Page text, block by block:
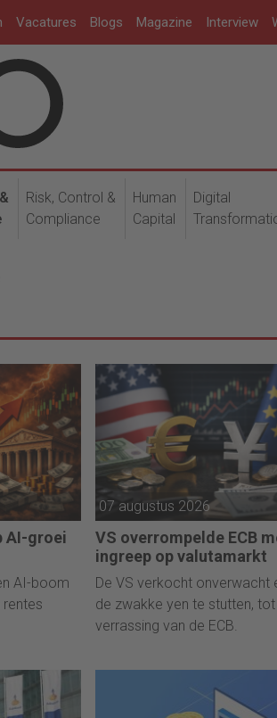
Vacatures Blogs Magazine Interview
Risk, Control &
Compliance
Human
Capital
Digital
AI-groei
AI-boom
07 augustus 2026
VS overrompelde ECB
ingreep op valutamarkt
De VS verkocht onverwacht
de zwakke yen te stutten, tot
verrassing van de ECB.